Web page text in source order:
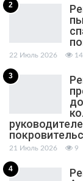
2
22 Июль 2026 14
3
21 Июль 2026 9
4